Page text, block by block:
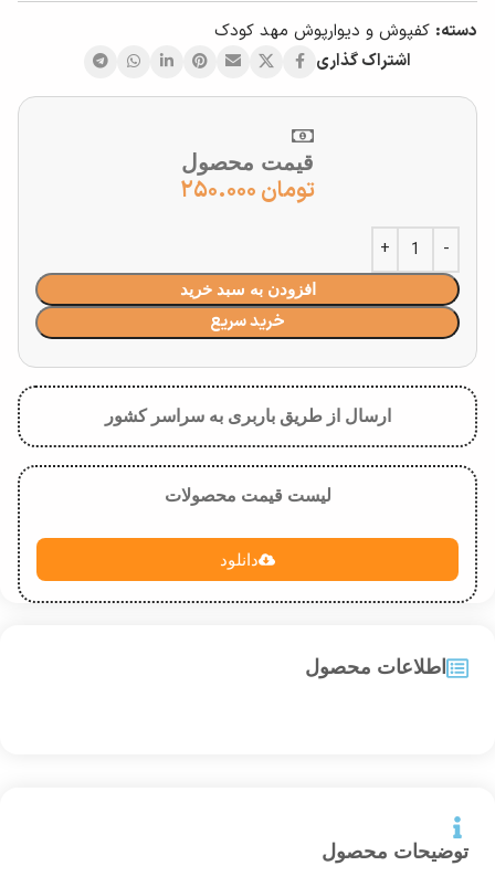
دسته: کفپوش و دیوارپوش مهد کودک
اشتراک گذاری
قیمت محصول
تومان
افزودن به سبد خرید
خرید سریع
ارسال از طریق باربری به سراسر کشور
لیست قیمت محصولات
دانلود
توضیحات محصول
اطلاعات محصول